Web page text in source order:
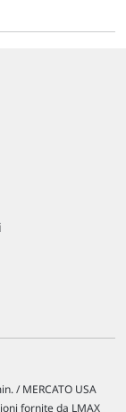
/ MERCATO USA
fornite da LMAX